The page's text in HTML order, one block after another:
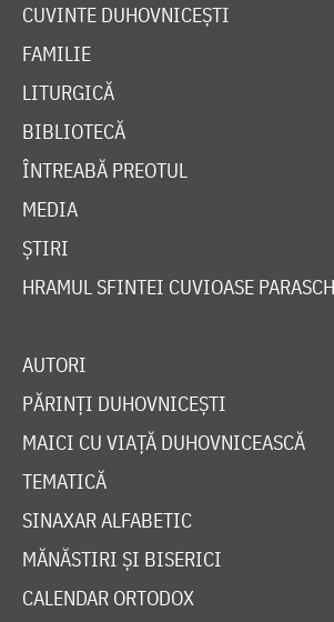
CUVINTE DUHOVNICEȘTI
FAMILIE
LITURGICĂ
BIBLIOTECĂ
ÎNTREABĂ PREOTUL
MEDIA
ȘTIRI
HRAMUL SFINTEI CUVIOASE
AUTORI
PĂRINȚI DUHOVNICEȘTI
MAICI CU VIAȚĂ DUHOVNICEASCĂ
TEMATICĂ
SINAXAR ALFABETIC
MĂNĂSTIRI ȘI BISERICI
CALENDAR ORTODOX